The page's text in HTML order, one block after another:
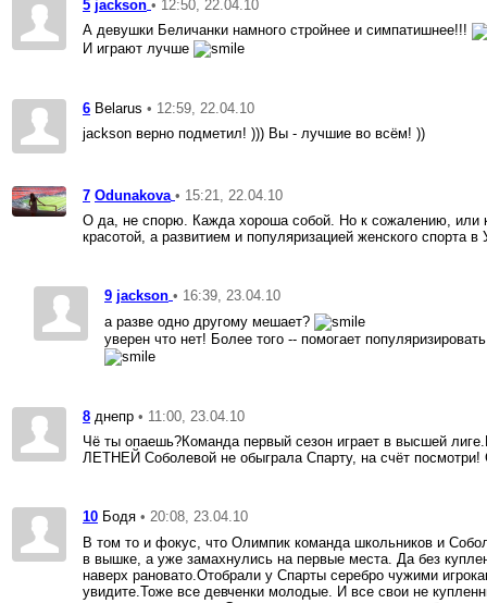
5 jackson • 12:50, 22.04.10
А девушки Беличанки намного стройнее и симпатишнее!!!
И играют лучше
6 Belarus • 12:59, 22.04.10
jackson верно подметил! ))) Вы - лучшие во всём! ))
7 Odunakova • 15:21, 22.04.10
О да, не спорю. Кажда хороша собой. Но к сожалению, или
красотой, а развитием и популяризацией женского спорта
9 jackson • 16:39, 23.04.10
а разве одно другому мешает?
уверен что нет! Более того -- помогает
8 днепр • 11:00, 23.04.10
Чё ты опаешь?Команда первый сезон играет в высшей
ЛЕТНЕЙ Соболевой не обыграла Спарту, на счёт посмотри!
10 Бодя • 20:08, 23.04.10
В том то и фокус, что Олимпик команда школьников и
в вышке, а уже замахнулись на первые места. Да без
наверх рановато.Отобрали у Спарты серебро чужими
увидите.Тоже все девченки молодые. И все свои не